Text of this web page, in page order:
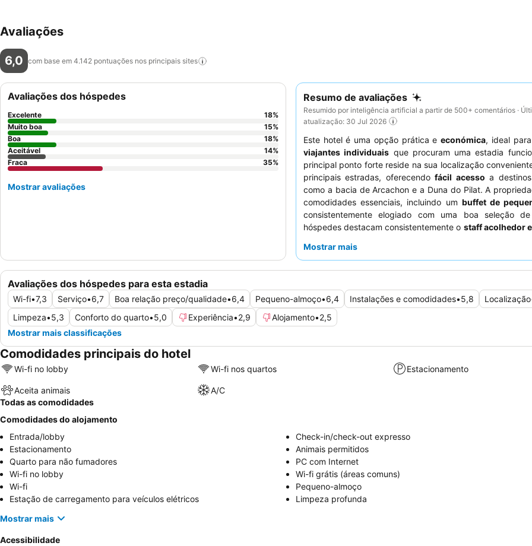
Avaliações
6,0 com base em 4.142 pontuações nos principais sites
Resumo de avaliações
Resumido por inteligência artificial a partir de 500+ comentários ·
atualização: 30 Jul 2026
Este hotel é uma opção prática eeconómica, ideal
viajantes individuais que procuram uma estadia
principal ponto forte reside na sua localização
principais estradas, oferecendofácil acesso a
como a bacia de Arcachon e a Duna do Pilat. A
comodidades essenciais, incluindo um buffet de
consistentemente elogiado com uma boa seleção
hóspedes destacam consistentemente o staff acolhedor
mais tranquila, os hóspedes devem solicitar um quarto
Mostrar mais
Avaliações dos hóspedes para esta estadia
Wi-fi•7,3 Serviço•6,7 Boa relação preço/qualidade•6,4 Pequeno-almoço•6,4 Instalações e comodidades•5,8 Localização
Limpeza•5,3 Conforto do quarto•5,0 Experiência•2,9 Alojamento•2,5
Mostrar mais classificações
Avaliações dos hóspedes
Excelente 18%
Muito boa
15%
Boa
18%
Aceitável
14%
Fraca
35%
Mostrar avaliações
Comodidades principais do hotel
Wi-fi no lobby Wi-fi nos quartos Estacionamento
Aceita animais
A/C
Todas as comodidades
Comodidades do alojamento
Entrada/lobby
Check-in/check-out expresso
Estacionamento
Animais permitidos
Quarto para não fumadores
PC com Internet
Wi-fi no lobby
Wi-fi grátis (áreas comuns)
Wi-fi
Pequeno-almoço
Estação de carregamento para veículos elétricos
Limpeza profunda
Mostrar mais
Acessibilidade